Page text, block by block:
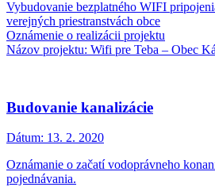
Vybudovanie bezplatného WIFI
verejných priestranstvách obce
Oznámenie o realizácii projektu
Názov projektu: Wifi pre Teba – Obec
Budovanie kanalizácie
Dátum: 13. 2. 2020
Oznámanie o začatí vodoprávneho
pojednávania.